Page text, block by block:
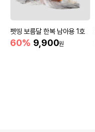
펫띵 보름달 한복 남아용 1호
60% 9,900원